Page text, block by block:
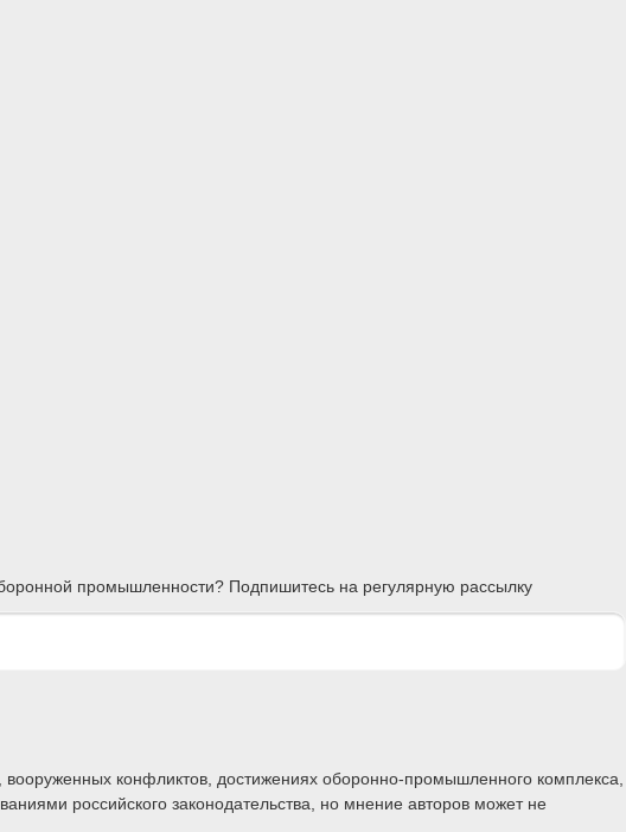
промышленности? Подпишитесь на регулярную рассылку
конфликтов, достижениях оборонно-промышленного комплекса,
российского законодательства, но мнение авторов может не